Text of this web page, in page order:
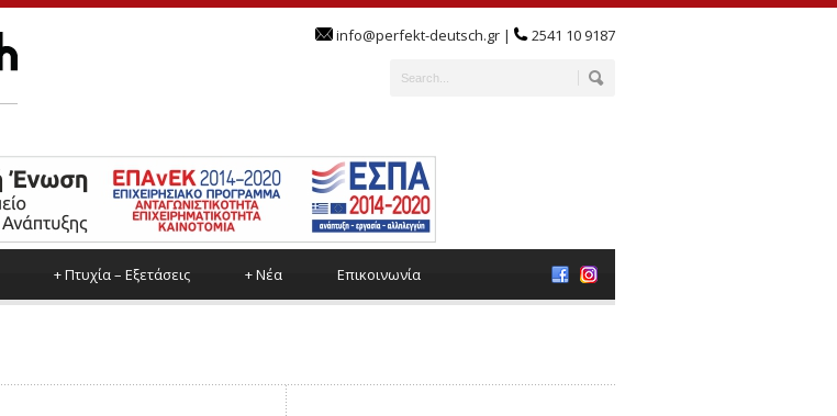
info@perfekt-deutsch.gr | 2541 10 9187
Πτυχία – Εξετάσεις
+ Νέα
+ Επικοινωνία